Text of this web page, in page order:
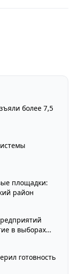
более 7,5
площадки:
район
в выборах
готовность